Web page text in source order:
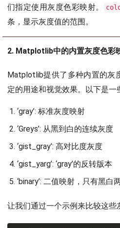
们指定使用灰度色彩映射。
条，显示灰度值的范围。
2. Matplotlib中的内置灰度色彩
Matplotlib提供了多种内置的灰
定的用途和视觉效果。以下是一
‘gray’: 标准灰度映射
‘Greys’: 从黑到白的连续灰度
‘gist_gray’: 高对比度灰度
‘gist_yarg’: ‘gray’的反转版本
‘binary’: 二值映射，只有黑白
让我们通过一个示例来比较这些